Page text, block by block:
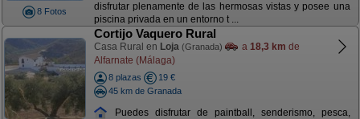
8 Fotos
disfrutar plenamente de las hermosas vistas y posee una
piscina privada en un entorno t ...
Cortijo Vaquero Rural
Casa Rural en Loja (Granada) a 18,3 km de
Alfarnate (Málaga)
8 plazas
19 €
45 km de Granada
Puedes disfrutar de paintball, senderismo, pesca,